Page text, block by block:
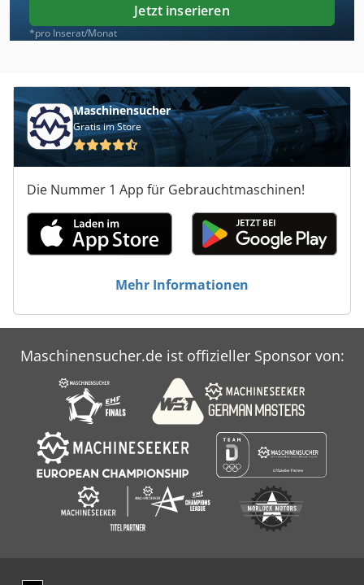
Jetzt inserieren
*pro Inserat/Monat
Maschinensucher
Gratis im Store
Die Nummer 1 App für Gebrauchtmaschinen!
Mehr Informationen
Maschinensucher.de ist offizieller Sponsor von: